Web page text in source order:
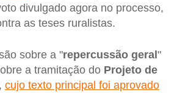
divulgado agora no processo,
as teses ruralistas.
sobre a "repercussão geral"
a tramitação do Projeto de
, cujo texto principal foi aprovado